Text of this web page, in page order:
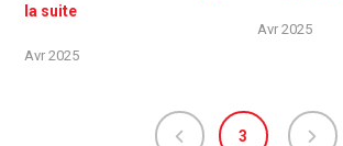
la suite
Avr 2025
Avr 2025
3